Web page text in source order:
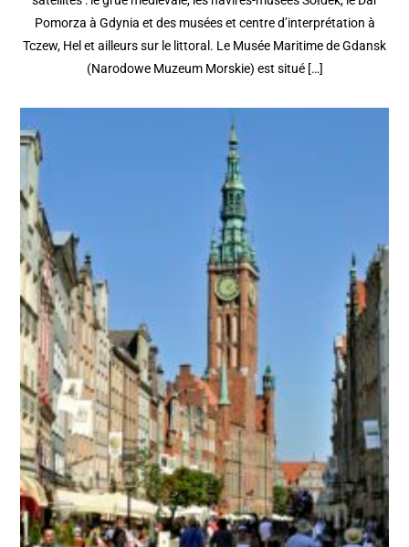
Pomorza à Gdynia et des musées et centre d’interprétation à
Tczew, Hel et ailleurs sur le littoral. Le Musée Maritime de Gdansk
(Narodowe Muzeum Morskie) est situé […]